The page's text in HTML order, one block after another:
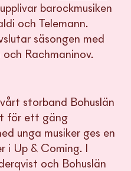
barockmusiken
och Telemann.
säsongen med
och Rachmaninov.
storband Bohuslän
för ett gäng
unga musiker ges en
i Up & Coming. I
och Bohuslän